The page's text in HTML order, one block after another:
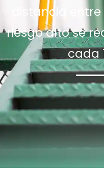
distancia
riesgo alto se
cada